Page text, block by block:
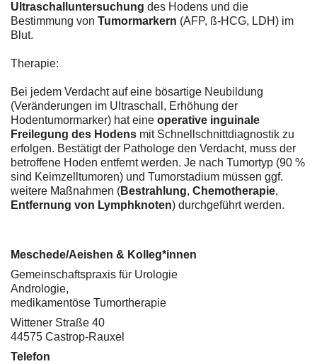
Ultraschalluntersuchung des Hodens und die
Bestimmung von Tumormarkern (AFP, ß-HCG, LDH) im
Blut.
Therapie:
Bei jedem Verdacht auf eine bösartige Neubildung
(Veränderungen im Ultraschall, Erhöhung der
Hodentumormarker) hat eine operative inguinale
Freilegung des Hodens mit Schnellschnittdiagnostik zu
erfolgen. Bestätigt der Pathologe den Verdacht, muss der
betroffene Hoden entfernt werden. Je nach Tumortyp (90 %
sind Keimzelltumoren) und Tumorstadium müssen ggf.
weitere Maßnahmen (Bestrahlung, Chemotherapie,
Entfernung von Lymphknoten) durchgeführt werden.
Meschede/Aeishen & Kolleg*innen
Gemeinschaftspraxis für Urologie
Andrologie,
medikamentöse Tumortherapie
Wittener Straße 40
44575 Castrop-Rauxel
Telefon